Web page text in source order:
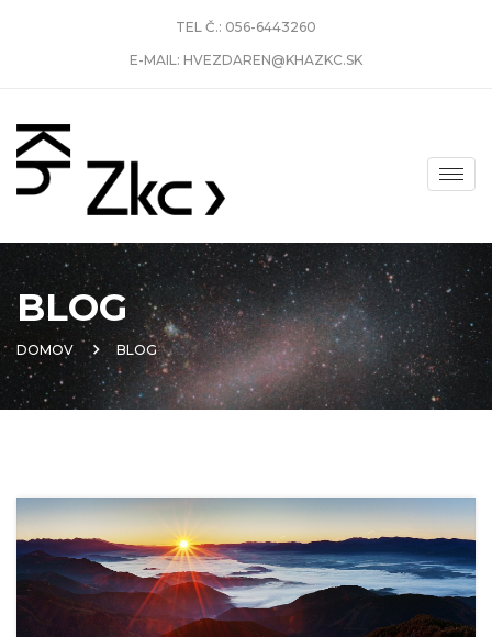
TEL Č.: 056-6443260
E-MAIL: HVEZDAREN@KHAZKC.SK
BLOG
DOMOV BLOG